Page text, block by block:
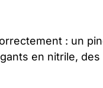
: un
en nitrile,